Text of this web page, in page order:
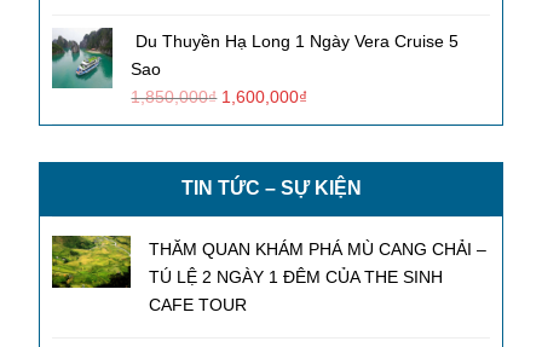
Du Thuyền Hạ Long 1 Ngày Vera Cruise 5
Sao
1,850,000₫ 1,600,000₫
TIN TỨC – SỰ KIỆN
THĂM QUAN KHÁM PHÁ MÙ CANG CHẢI –
TÚ LỆ 2 NGÀY 1 ĐÊM CỦA THE SINH
CAFE TOUR